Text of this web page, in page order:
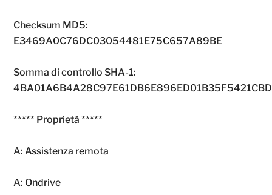
Checksum MD5:
E3469A0C76DC03054481E75C657A89BE
Somma di controllo SHA-1:
4BA01A6B4A28C97E61DB6E896ED01B35F5421CBD
***** Proprietà *****
A: Assistenza remota
A: Ondrive